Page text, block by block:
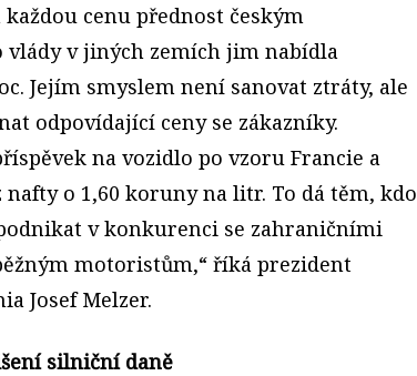
cenu přednost českým
vlády v jiných zemích jim nabídla
Jejím smyslem není sanovat ztráty, ale
odpovídající ceny se zákazníky.
na vozidlo po vzoru Francie a
o 1,60 koruny na litr. To dá těm, kdo
v konkurenci se zahraničními
motoristům,“ říká prezident
Josef Melzer.
silniční daně